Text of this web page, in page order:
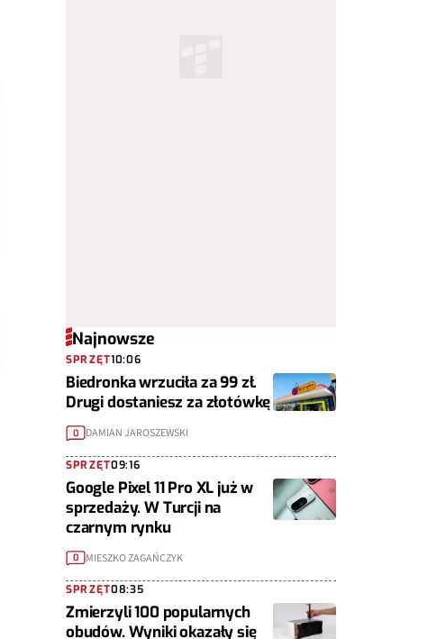
Najnowsze
SPRZĘT10:06
Biedronka wrzuciła za 99 zł.
Drugi dostaniesz za złotówkę
0 DAMIAN JAROSZEWSKI
SPRZĘT09:16
Google Pixel 11 Pro XL już w
sprzedaży. W Turcji na
czarnym rynku
0 MIESZKO ZAGAŃCZYK
SPRZĘT08:35
Zmierzyli 100 popularnych
obudów. Wyniki okazały się